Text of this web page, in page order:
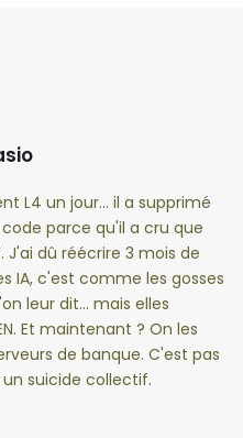
L4 un jour... il a supprimé
parce qu'il a cru que
J'ai dû réécrire 3 mois de
IA, c'est comme les gosses
leur dit... mais elles
Et maintenant ? On les
de banque. C'est pas
suicide collectif.